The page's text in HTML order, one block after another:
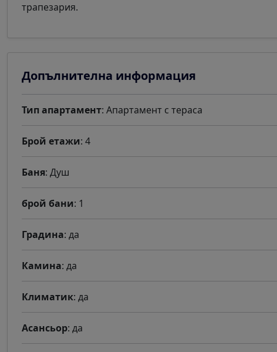
трапезария.
Допълнителна информация
Тип апартамент: Апартамент с тераса
Брой етажи: 4
Баня: Душ
брой бани: 1
Градина: да
Камина: да
Климатик: да
Асансьор: да